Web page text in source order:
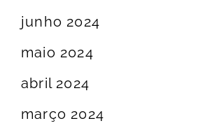
junho 2024
maio 2024
abril 2024
março 2024